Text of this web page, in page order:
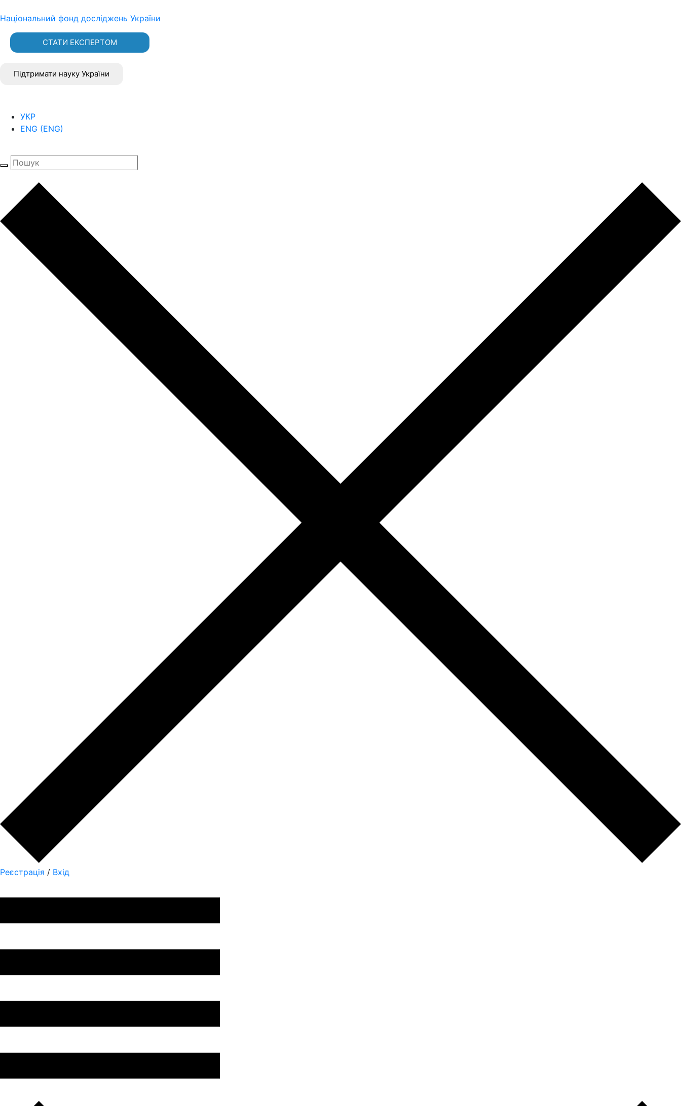
Національний фонд досліджень України
СТАТИ ЕКСПЕРТОМ
Підтримати науку України
УКР
ENG (ENG)
Реєстрація / Вхід